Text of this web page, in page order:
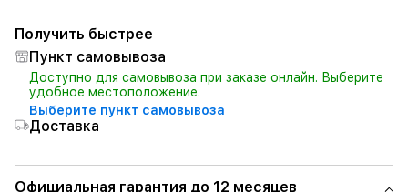
Получить быстрее
Пункт самовывоза
Доступно для самовывоза при заказе онлайн. Выберите
удобное местоположение.
Выберите пункт самовывоза
Доставка
Официальная гарантия до 12 месяцев